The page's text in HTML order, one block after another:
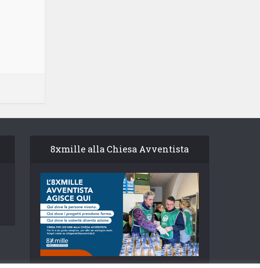
8xmille alla Chiesa Avventista